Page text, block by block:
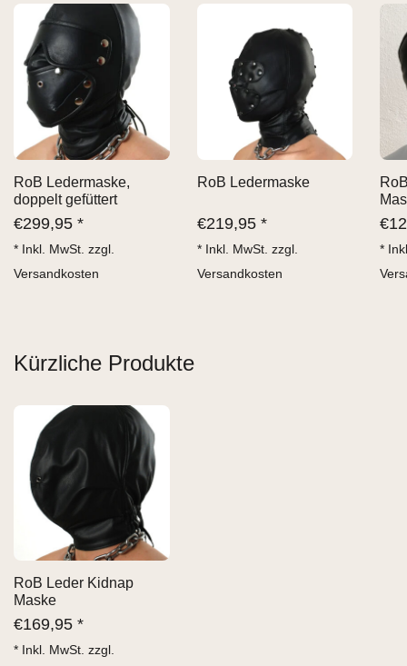
RoB Ledermaske,
doppelt gefüttert
€299,95 *
* Inkl. MwSt. zzgl.
Versandkosten
RoB Ledermaske
€219,95 *
* Inkl. MwSt. zzgl.
Versandkosten
€
*
Kürzliche Produkte
RoB Leder Kidnap
Maske
€169,95 *
* Inkl. MwSt. zzgl.